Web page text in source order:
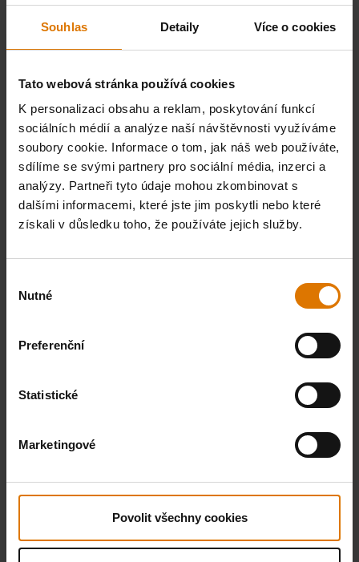
Souhlas Detaily Více o cookies
Tato webová stránka používá cookies
K personalizaci obsahu a reklam, poskytování funkcí
sociálních médií a analýze naší návštěvnosti využíváme
soubory cookie. Informace o tom, jak náš web používáte,
sdílíme se svými partnery pro sociální média, inzerci a
analýzy. Partneři tyto údaje mohou zkombinovat s
dalšími informacemi, které jste jim poskytli nebo které
získali v důsledku toho, že používáte jejich služby.
souhlasu
Nutné
Preferenční
Statistické
Marketingové
Povolit všechny cookies
Nádoby na dřevěné uhlí Char-
Color Options
Parní nádoba
Vhodné pro peletový gril Searwood® a
(14)